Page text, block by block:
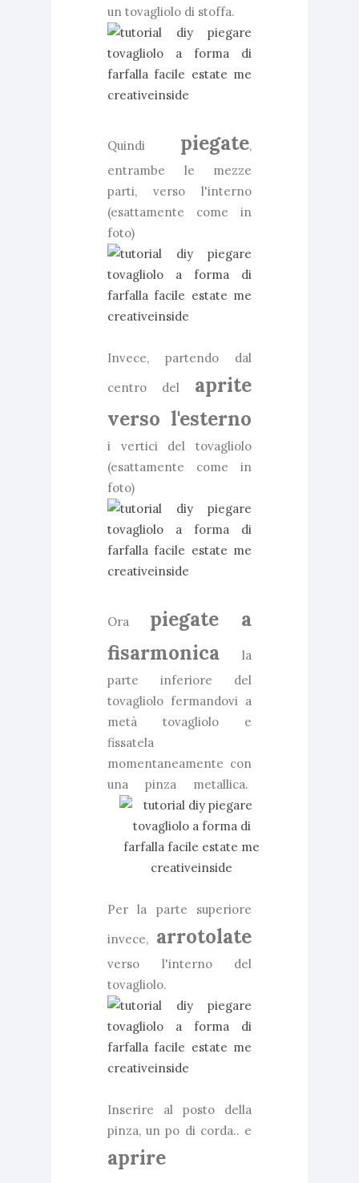
un tovagliolo di stoffa.
Quindi piegate,
entrambe le mezze
parti, verso l'interno
(esattamente come in
foto)
Invece, partendo dal
centro del aprite
verso l'esterno
i vertici del tovagliolo
(esattamente come in
foto)
Ora piegate a
fisarmonica
la
parte inferiore del
tovagliolo fermandovi a
metà tovagliolo e
fissatela
momentaneamente con
una pinza metallica.
Per la parte superiore
invece, arrotolate
verso l'interno del
tovagliolo.
Inserire al posto della
pinza, un po di corda.. e
aprire